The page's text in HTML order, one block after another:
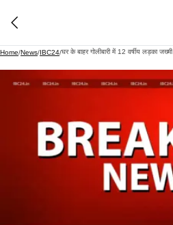
Home/News/IBC24/घर के बाहर गोलीबारी में 12 वर्षीय लड़का जख्मी